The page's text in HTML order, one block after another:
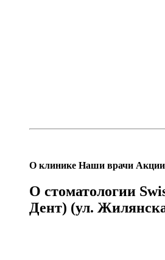
О клинике Наши врачи Акции
О стоматологии
Дент) (ул.